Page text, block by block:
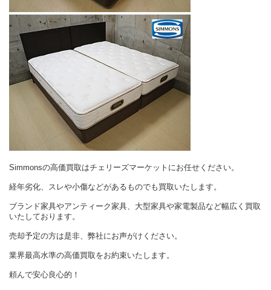
Simmonsの高価買取はチェリーズマーケットにお任せください。
経年劣化、スレや小傷などがあるものでも買取いたします。
ブランド家具やアンティーク家具、大型家具や家電製品など幅広く買取
いたしております。
売却予定の方は是非、弊社にお声がけください。
業界最高水準の高価買取をお約束いたします。
頼んで安心良心的！